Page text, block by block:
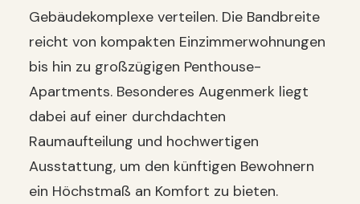
Gebäudekomplexe verteilen. Die Bandbreite
reicht von kompakten Einzimmerwohnungen
bis hin zu großzügigen Penthouse-
Apartments. Besonderes Augenmerk liegt
dabei auf einer durchdachten
Raumaufteilung und hochwertigen
Ausstattung, um den künftigen Bewohnern
ein Höchstmaß an Komfort zu bieten.